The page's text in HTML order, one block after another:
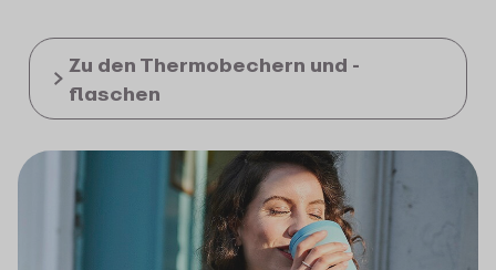
Zu den Thermobechern und -
flaschen